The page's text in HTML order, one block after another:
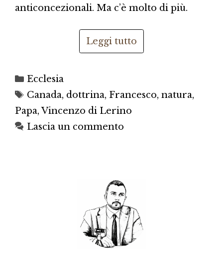
anticoncezionali. Ma c’è molto di più.
Leggi tutto
Categorie
Ecclesia
Tag
Canada, dottrina, Francesco, natura,
Papa,Vincenzo di Lerino
Lascia un commento